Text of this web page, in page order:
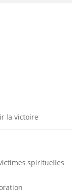
la victoire
spirituelles